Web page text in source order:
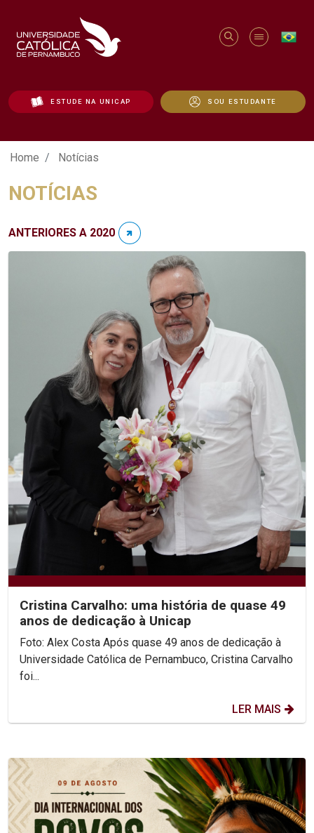
ESTUDE NA UNICAP SOU ESTUDANTE
Notícias - Unicap
Home Notícias
NOTÍCIAS
ANTERIORES A 2020
Cristina Carvalho: uma história de quase 49
anos de dedicação à Unicap
Foto: Alex Costa Após quase 49 anos de dedicação à
Universidade Católica de Pernambuco, Cristina Carvalho
foi...
LER MAIS